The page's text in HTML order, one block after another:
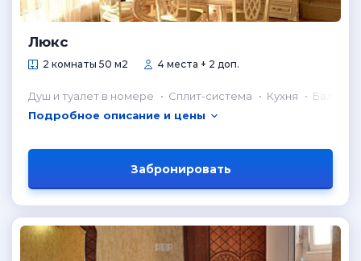
Люкс
2 комнаты 50 м2 4 места + 2 доп.
Душ и туалет в номере Сплит-система Кухня
Балкон
Подробное описание и цены
Забронировать